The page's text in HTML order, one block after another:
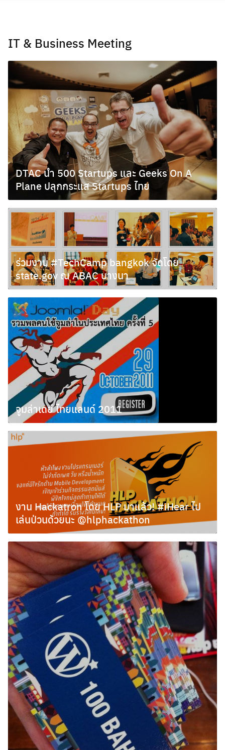
IT & Business Meeting
DTAC นำ 500 Startups และ Geeks On A
Plane ปลุกกระแส Startups ไทย
กรกฎาคม 10, 2013
ร่วมงาน #TechCamp bangkok จัดโดย
state.gov ณ ABAC บางนา
พฤษภาคม 28, 2012
จูมล่าเดย์ ไทยแลนด์ 2011
กันยายน 28, 2011
งาน Hackatron โดย HLP มาแล้ว! #iHear ไป
เล่นป่วนด้วยนะ @hlphackathon
มิถุนายน 28, 2011